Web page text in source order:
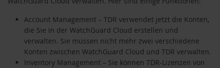
Account Management – TDR verwendet jetzt die Konten,
die Sie in der WatchGuard Cloud erstellen und
verwalten. Sie müssen nicht mehr zwei verschiedene
Konten zwischen WatchGuard Cloud und TDR verwalten.
Inventory Management – Sie können TDR-Lizenzen von